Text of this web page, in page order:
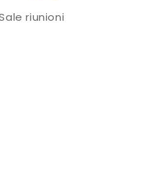
riunioni